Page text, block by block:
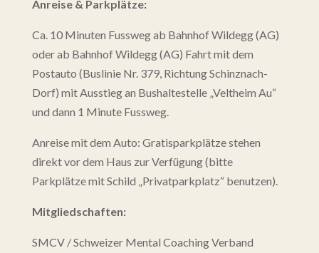
Anreise & Parkplätze:
Ca. 10 Minuten Fussweg ab Bahnhof Wildegg (AG)
oder ab Bahnhof Wildegg (AG) Fahrt mit dem
Postauto (Buslinie Nr. 379, Richtung Schinznach-
Dorf) mit Ausstieg an Bushaltestelle „Veltheim Au“
und dann 1 Minute Fussweg.
Anreise mit dem Auto: Gratisparkplätze stehen
direkt vor dem Haus zur Verfügung (bitte
Parkplätze mit Schild „Privatparkplatz“ benutzen).
Mitgliedschaften:
SMCV / Schweizer Mental Coaching Verband